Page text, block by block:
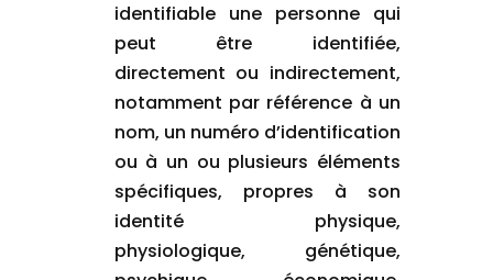
identifiable une personne qui
peut être identifiée,
directement ou indirectement,
notamment par référence à un
nom, un numéro d’identification
ou à un ou plusieurs éléments
spécifiques, propres à son
identité physique,
physiologique, génétique,